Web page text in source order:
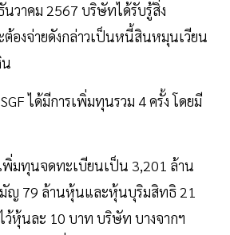
าคม 2567 บริษัทได้รับรู้สิ่ง
องจ่ายดังกล่าวเป็นหนี้สินหมุนเวียน
ได้มีการเพิ่มทุนรวม 4 ครั้ง โดยมี
พิ่มทุนจดทะเบียนเป็น 3,201 ล้าน
ญ 79 ล้านหุ้นและหุ้นบุริมสิทธิ 21
ว้หุ้นละ 10 บาท บริษัท บางจากฯ